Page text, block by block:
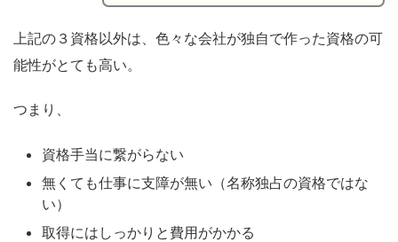
上記の３資格以外は、色々な会社が独自で作った資格の可
能性がとても高い。
つまり、
資格手当に繋がらない
無くても仕事に支障が無い（名称独占の資格ではな
い）
取得にはしっかりと費用がかかる